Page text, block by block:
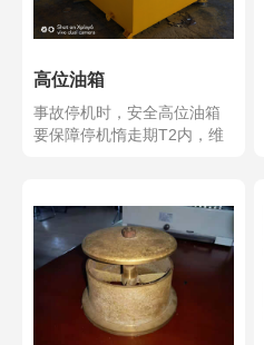
高位油箱
事故停机时，安全高位油箱
要保障停机惰走期T2内，维